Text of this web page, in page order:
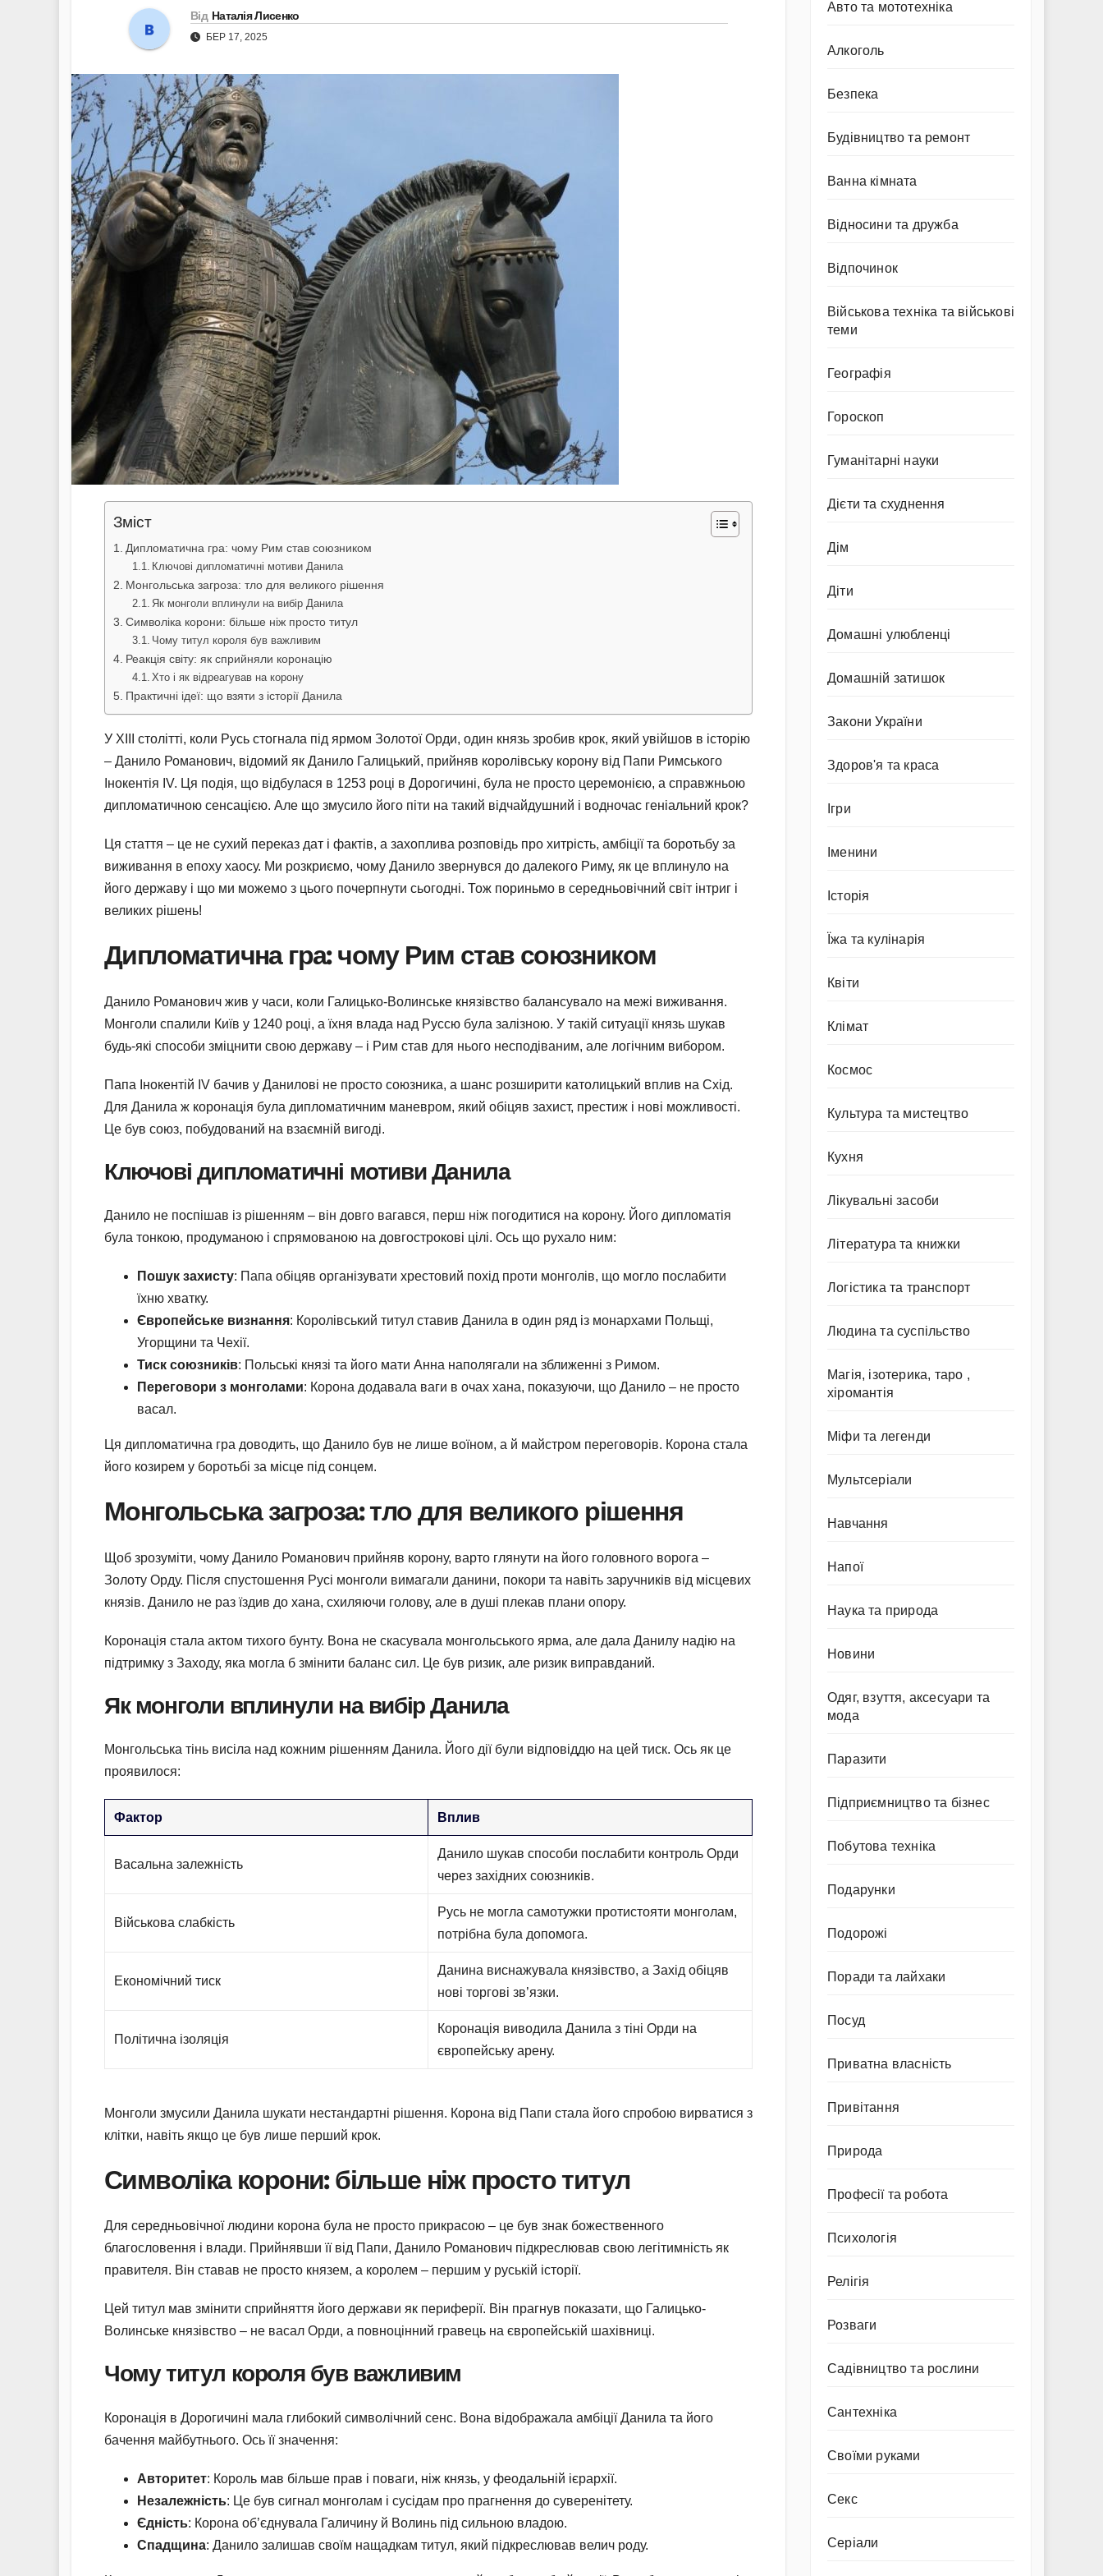
Від Наталія Лисенко
БЕР 17, 2025
Зміст
Дипломатична гра: чому Рим став союзником
Ключові дипломатичні мотиви Данила
Монгольська загроза: тло для великого рішення
Як монголи вплинули на вибір Данила
Символіка корони: більше ніж просто титул
Чому титул короля був важливим
Реакція світу: як сприйняли коронацію
Хто і як відреагував на корону
Практичні ідеї: що взяти з історії Данила
У XIII столітті, коли Русь стогнала під ярмом Золотої Орди, один князь зробив крок, який увійшов в історію
– Данило Романович, відомий як Данило Галицький, прийняв королівську корону від Папи Римського
Інокентія IV. Ця подія, що відбулася в 1253 році в Дорогичині, була не просто церемонією, а справжньою
дипломатичною сенсацією. Але що змусило його піти на такий відчайдушний і водночас геніальний крок?
Ця стаття – це не сухий переказ дат і фактів, а захоплива розповідь про хитрість, амбіції та боротьбу за
виживання в епоху хаосу. Ми розкриємо, чому Данило звернувся до далекого Риму, як це вплинуло на
його державу і що ми можемо з цього почерпнути сьогодні. Тож пориньмо в середньовічний світ інтриг і
великих рішень!
Дипломатична гра: чому Рим став союзником
Данило Романович жив у часи, коли Галицько-Волинське князівство балансувало на межі виживання.
Монголи спалили Київ у 1240 році, а їхня влада над Руссю була залізною. У такій ситуації князь шукав
будь-які способи зміцнити свою державу – і Рим став для нього несподіваним, але логічним вибором.
Папа Інокентій IV бачив у Данилові не просто союзника, а шанс розширити католицький вплив на Схід.
Для Данила ж коронація була дипломатичним маневром, який обіцяв захист, престиж і нові можливості.
Це був союз, побудований на взаємній вигоді.
Ключові дипломатичні мотиви Данила
Данило не поспішав із рішенням – він довго вагався, перш ніж погодитися на корону. Його дипломатія
була тонкою, продуманою і спрямованою на довгострокові цілі. Ось що рухало ним:
Пошук захисту: Папа обіцяв організувати хрестовий похід проти монголів, що могло послабити
їхню хватку.
Європейське визнання: Королівський титул ставив Данила в один ряд із монархами Польщі,
Угорщини та Чехії.
Тиск союзників: Польські князі та його мати Анна наполягали на зближенні з Римом.
Переговори з монголами: Корона додавала ваги в очах хана, показуючи, що Данило – не просто
васал.
Ця дипломатична гра доводить, що Данило був не лише воїном, а й майстром переговорів. Корона стала
його козирем у боротьбі за місце під сонцем.
Монгольська загроза: тло для великого рішення
Щоб зрозуміти, чому Данило Романович прийняв корону, варто глянути на його головного ворога –
Золоту Орду. Після спустошення Русі монголи вимагали данини, покори та навіть заручників від місцевих
князів. Данило не раз їздив до хана, схиляючи голову, але в душі плекав плани опору.
Коронація стала актом тихого бунту. Вона не скасувала монгольського ярма, але дала Данилу надію на
підтримку з Заходу, яка могла б змінити баланс сил. Це був ризик, але ризик виправданий.
Як монголи вплинули на вибір Данила
Монгольська тінь висіла над кожним рішенням Данила. Його дії були відповіддю на цей тиск. Ось як це
проявилося:
Фактор Вплив
Васальна залежність
Данило шукав способи послабити контроль Орди
через західних союзників.
Військова слабкість
Русь не могла самотужки протистояти монголам,
потрібна була допомога.
Економічний тиск
Данина виснажувала князівство, а Захід обіцяв
нові торгові зв’язки.
Політична ізоляція
Коронація виводила Данила з тіні Орди на
європейську арену.
Монголи змусили Данила шукати нестандартні рішення. Корона від Папи стала його спробою вирватися з
клітки, навіть якщо це був лише перший крок.
Символіка корони: більше ніж просто титул
Для середньовічної людини корона була не просто прикрасою – це був знак божественного
благословення і влади. Прийнявши її від Папи, Данило Романович підкреслював свою легітимність як
правителя. Він ставав не просто князем, а королем – першим у руській історії.
Цей титул мав змінити сприйняття його держави як периферії. Він прагнув показати, що Галицько-
Волинське князівство – не васал Орди, а повноцінний гравець на європейській шахівниці.
Чому титул короля був важливим
Коронація в Дорогичині мала глибокий символічний сенс. Вона відображала амбіції Данила та його
бачення майбутнього. Ось її значення:
Авторитет: Король мав більше прав і поваги, ніж князь, у феодальній ієрархії.
Незалежність: Це був сигнал монголам і сусідам про прагнення до суверенітету.
Єдність: Корона об’єднувала Галичину й Волинь під сильною владою.
Спадщина: Данило залишав своїм нащадкам титул, який підкреслював велич роду.
Авто та мототехніка
Алкоголь
Безпека
Будівництво та ремонт
Ванна кімната
Відносини та дружба
Відпочинок
Військова техніка та військові
теми
Географія
Гороскоп
Гуманітарні науки
Дієти та схуднення
Дім
Діти
Домашні улюбленці
Домашній затишок
Закони України
Здоров'я та краса
Ігри
Іменини
Історія
Їжа та кулінарія
Квіти
Клімат
Космос
Культура та мистецтво
Кухня
Лікувальні засоби
Література та книжки
Логістика та транспорт
Людина та суспільство
Магія, ізотерика, таро ,
хіромантія
Міфи та легенди
Мультсеріали
Навчання
Напої
Наука та природа
Новини
Одяг, взуття, аксесуари та
мода
Паразити
Підприємництво та бізнес
Побутова техніка
Подарунки
Подорожі
Поради та лайхаки
Посуд
Приватна власність
Привітання
Природа
Професії та робота
Психологія
Релігія
Розваги
Садівництво та рослини
Сантехніка
Своїми руками
Секс
Серіали